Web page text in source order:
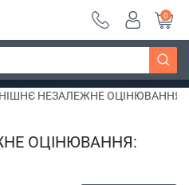
грн ~
Дізнатись більше
0
НЕЗАЛЕЖНЕ ОЦІНЮВАННЯ
ОЦІНЮВАННЯ: